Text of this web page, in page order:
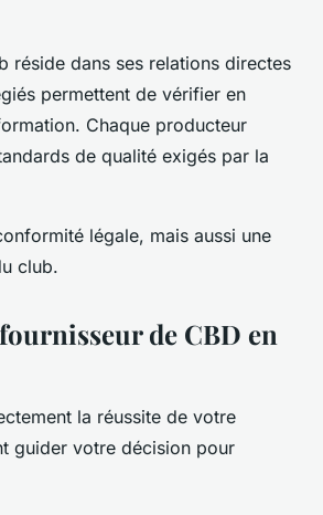
réside dans ses relations directes
permettent de vérifier en
Chaque producteur
de qualité exigés par la
légale, mais aussi une
club.
de CBD en
la réussite de votre
guider votre décision pour